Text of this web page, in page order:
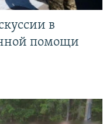
в
помощи